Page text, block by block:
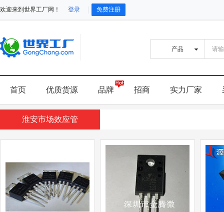
欢迎来到世界工厂网！ 登录 免费注册
首页 优质货源 品牌 招商 实力厂家
淮安市场效应管